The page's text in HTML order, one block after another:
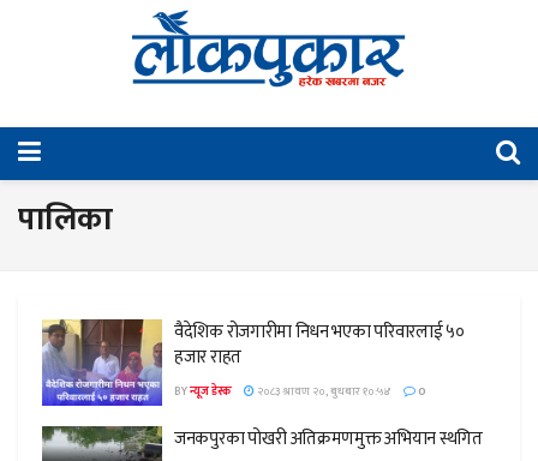
पालिका
वैदेशिक रोजगारीमा निधन भएका परिवारलाई ५०
हजार राहत
BYन्यूज डेस्क २०८३ श्रावण २०, बुधबार १०:५४ 0
जनकपुरका पोखरी अतिक्रमणमुक्त अभियान स्थगित